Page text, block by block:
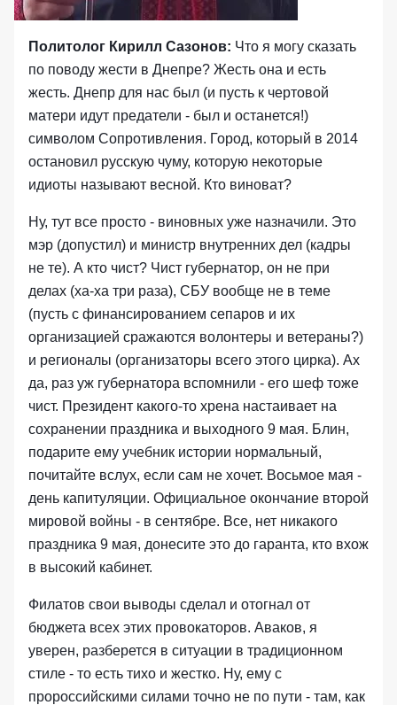
Политолог Кирилл Сазонов: Что я могу сказать
по поводу жести в Днепре? Жесть она и есть
жесть. Днепр для нас был (и пусть к чертовой
матери идут предатели - был и останется!)
символом Сопротивления. Город, который в 2014
остановил русскую чуму, которую некоторые
идиоты называют весной. Кто виноват?
Ну, тут все просто - виновных уже назначили. Это
мэр (допустил) и министр внутренних дел (кадры
не те). А кто чист? Чист губернатор, он не при
делах (ха-ха три раза), СБУ вообще не в теме
(пусть с финансированием сепаров и их
организацией сражаются волонтеры и ветераны?)
и регионалы (организаторы всего этого цирка). Ах
да, раз уж губернатора вспомнили - его шеф тоже
чист. Президент какого-то хрена настаивает на
сохранении праздника и выходного 9 мая. Блин,
подарите ему учебник истории нормальный,
почитайте вслух, если сам не хочет. Восьмое мая -
день капитуляции. Официальное окончание второй
мировой войны - в сентябре. Все, нет никакого
праздника 9 мая, донесите это до гаранта, кто вхож
в высокий кабинет.
Филатов свои выводы сделал и отогнал от
бюджета всех этих провокаторов. Аваков, я
уверен, разберется в ситуации в традиционном
стиле - то есть тихо и жестко. Ну, ему с
пророссийскими силами точно не по пути - там, как